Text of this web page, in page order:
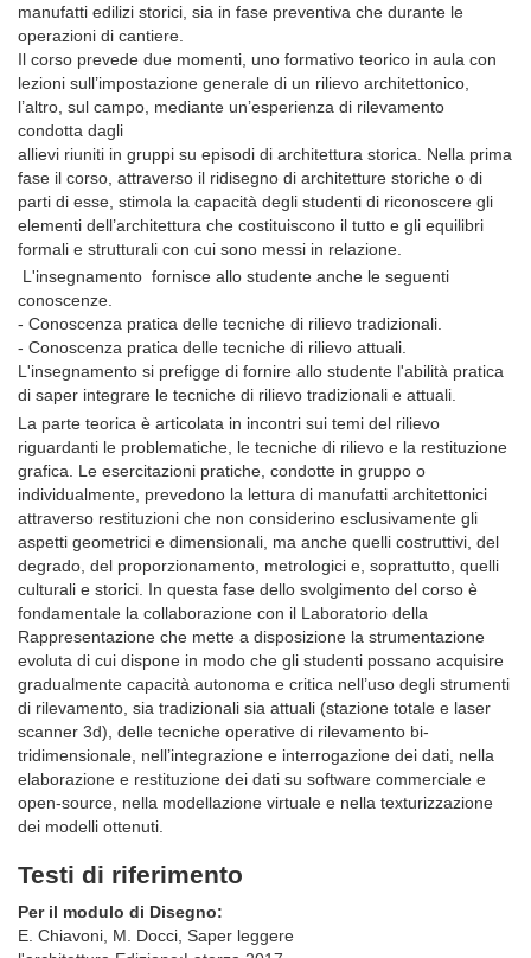
manufatti edilizi storici, sia in fase preventiva che durante le
operazioni di cantiere.
Il corso prevede due momenti, uno formativo teorico in aula con
lezioni sull’impostazione generale di un rilievo architettonico,
l’altro, sul campo, mediante un’esperienza di rilevamento
condotta dagli
allievi riuniti in gruppi su episodi di architettura storica. Nella prima
fase il corso, attraverso il ridisegno di architetture storiche o di
parti di esse, stimola la capacità degli studenti di riconoscere gli
elementi dell’architettura che costituiscono il tutto e gli equilibri
formali e strutturali con cui sono messi in relazione.
L'insegnamento fornisce allo studente anche le seguenti
conoscenze.
- Conoscenza pratica delle tecniche di rilievo tradizionali.
- Conoscenza pratica delle tecniche di rilievo attuali.
L'insegnamento si prefigge di fornire allo studente l'abilità pratica
di saper integrare le tecniche di rilievo tradizionali e attuali.
La parte teorica è articolata in incontri sui temi del rilievo
riguardanti le problematiche, le tecniche di rilievo e la restituzione
grafica. Le esercitazioni pratiche, condotte in gruppo o
individualmente, prevedono la lettura di manufatti architettonici
attraverso restituzioni che non considerino esclusivamente gli
aspetti geometrici e dimensionali, ma anche quelli costruttivi, del
degrado, del proporzionamento, metrologici e, soprattutto, quelli
culturali e storici. In questa fase dello svolgimento del corso è
fondamentale la collaborazione con il Laboratorio della
Rappresentazione che mette a disposizione la strumentazione
evoluta di cui dispone in modo che gli studenti possano acquisire
gradualmente capacità autonoma e critica nell’uso degli strumenti
di rilevamento, sia tradizionali sia attuali (stazione totale e laser
scanner 3d), delle tecniche operative di rilevamento bi-
tridimensionale, nell’integrazione e interrogazione dei dati, nella
elaborazione e restituzione dei dati su software commerciale e
open-source, nella modellazione virtuale e nella texturizzazione
dei modelli ottenuti.
Testi di riferimento
Per il modulo di Disegno:
E. Chiavoni, M. Docci, Saper leggere